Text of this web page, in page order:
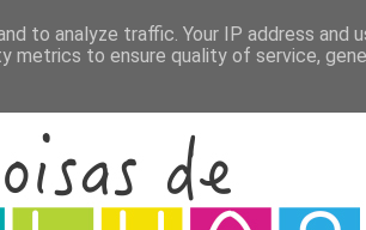
to analyze traffic. Your IP address and
metrics to ensure quality of service,